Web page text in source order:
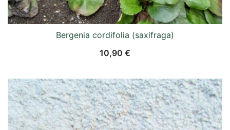
Bergenia cordifolia (saxifraga)
10,90 €